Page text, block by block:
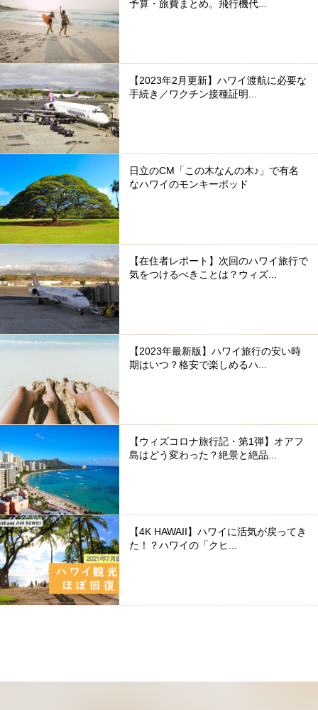
予算・旅費まとめ。飛行機代...
【2023年2月更新】ハワイ渡航に必要な
手続き／ワクチン接種証明...
日立のCM「この木なんの木♪」で有名
なハワイのモンキーポッド
【在住者レポート】次回のハワイ旅行で
気をつけるべきことは？ウィズ...
【2023年最新版】ハワイ旅行の安い時
期はいつ？格安で楽しめるハ...
【ウィズコロナ旅行記・第1弾】オアフ
島はどう変わった？絶景と絶品...
【4K HAWAII】ハワイに活気が戻ってき
た！？ハワイの「クヒ...